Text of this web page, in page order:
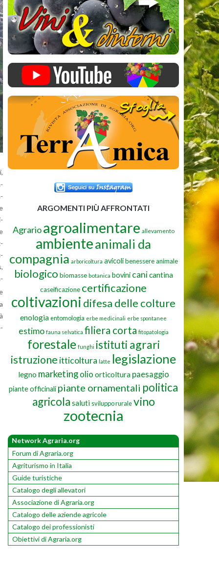
ARGOMENTI PIÙ AFFRONTATI
Agrario agroalimentare allevamento
ambienteanimali da
compagnia arboricoltura avicoli benessere animale
biologico biomasse botanica bovini canicantina
caseificazione certificazione
coltivazioni difesa delle colture
enologiaentomologia erbe medicinali erbe spontanee
estimo fauna selvatica filiera corta fitopatologia
forestale funghi istituti agrari
istruzione itticoltura latte legislazione
legno marketing olio orticoltura paesaggio
piante officinali piante ornamentali politica
agricola saluti sviluppo rurale vino
zootecnia
Network Agraria.org
Forum di Agraria.org
Agriturismo in Italia
Guide turistiche
Catalogo degli allevatori
Associazione di Agraria.org
Catalogo delle aziende agricole
Catalogo dei professionisti
Obiettivi di Agraria.org